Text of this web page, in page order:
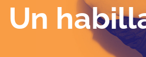
Un